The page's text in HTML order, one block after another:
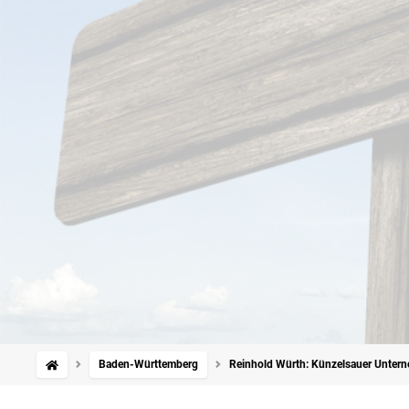
Baden-Württemberg Reinhold Würth: Künzelsauer